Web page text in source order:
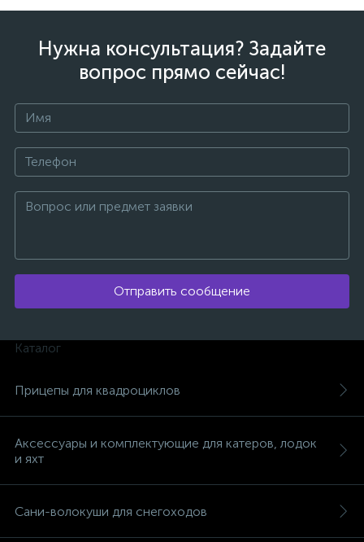
Нужна консультация? Задайте
вопрос прямо сейчас!
Отправить сообщение
Каталог
Прицепы для квадроциклов
Аксессуары и комплектующие для катеров, лодок
и яхт
Сани-волокуши для снегоходов